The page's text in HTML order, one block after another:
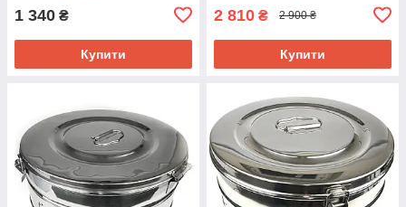
1 340 ₴
Купити
2 810 ₴ 2 900 ₴
Купити